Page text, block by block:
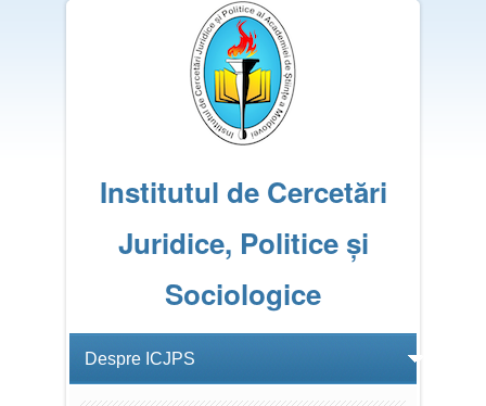
Institutul de Cercetări
Juridice, Politice și
Sociologice